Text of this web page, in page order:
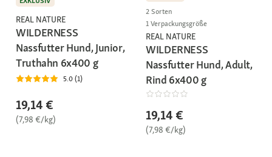
REAL NATURE
WILDERNESS
Nassfutter Hund, Junior,
Truthahn 6x400 g
5.0 (1)
19,14 €
(7,98 €/kg)
2 Sorten
1 Verpackungsgröße
REAL NATURE
WILDERNESS
Nassfutter Hund, Adult,
Rind 6x400 g
19,14 €
(7,98 €/kg)